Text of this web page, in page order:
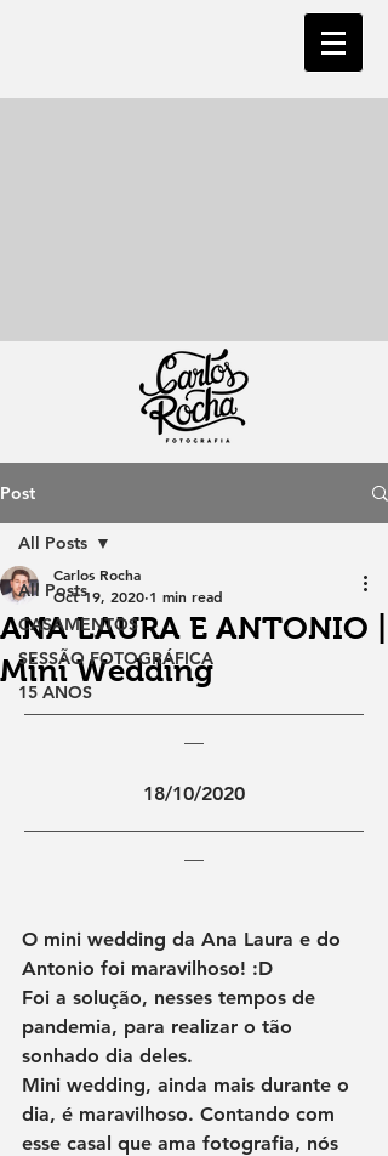
Post
All Posts
CASAMENTOS
SESSÃO FOTOGRÁFICA
15 ANOS
All Posts
ANA LAURA E ANTONIO |
Mini Wedding
Carlos Rocha
Oct 19, 2020 1 min read
___________________________________
18/10/2020
O mini wedding da Ana Laura e do
Antonio foi maravilhoso! :D
Foi a solução, nesses tempos de
pandemia, para realizar o tão
sonhado dia deles.
Mini wedding, ainda mais durante o
dia, é maravilhoso. Contando com
esse casal que ama fotografia, nós